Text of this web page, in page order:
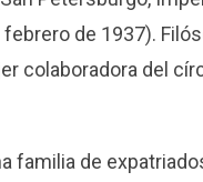
febrero de 1937).
colaboradora del
familia de